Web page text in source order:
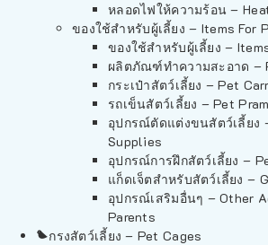
หลอดไฟให้ความร้อน –
ของใช้สำหรับผู้เลี้ยง – Items For
ของใช้สำหรับผู้เลี้ยง –
ผลิตภัณฑ์ทำความสะอาด –
กระเป๋าสัตว์เลี้ยง – Pet
รถเข็นสัตว์เลี้ยง – Pet
อุปกรณ์ตัดแต่งขนสัตว์เลี้ยง
Supplies
อุปกรณ์การฝึกสัตว์เลี้ยง –
แก็ดเจ็ตสำหรับสัตว์เลี้ยง –
อุปกรณ์เสริมอื่นๆ – Other
Parents
กรงสัตว์เลี้ยง – Pet Cages